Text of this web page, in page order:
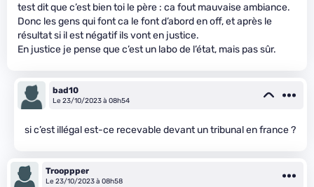
test dit que c’est bien toi le père : ca fout mauvaise ambiance.
Donc les gens qui font ca le font d’abord en off, et après le
résultat si il est négatif ils vont en justice.
En justice je pense que c’est un labo de l’état, mais pas sûr.
bad10
Le 23/10/2023 à 08h54
si c’est illégal est-ce recevable devant un tribunal en france ?
Trooppper
Le 23/10/2023 à 08h58